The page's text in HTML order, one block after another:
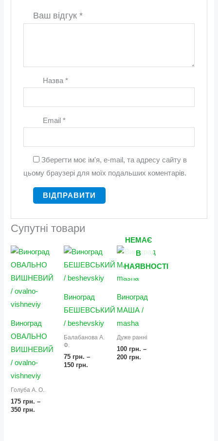
Ваш відгук *
Назва*
Email *
Зберегти моє ім'я, e-mail, та адресу сайту в
цьому браузері для моїх подальших коментарів.
Супутні товари
Виноград
ОВАЛЬНО
ВИШНЕВИЙ
/ ovalno-
vishneviy
Голуба А. О.
175 грн. –
350 грн.
Діапазон
цін:
від
175 грн.
до
350 грн.
Виноград
БЕШЕВСЬКИЙ
/ beshevskiy
Балабанова А.
Ф.
75 грн. –
150 грн.
Діапазон
цін:
від
75 грн.
до
НЕМАЄ
В
НАЯВНОСТІ
Виноград
МАША /
masha
Дуже ранні
100 грн. –
200 грн.
Діапазон
цін:
від